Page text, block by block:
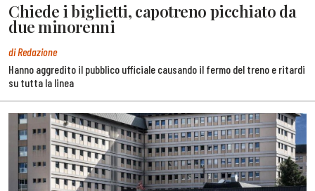
Chiede i biglietti, capotreno picchiato da
due minorenni
di Redazione
Hanno aggredito il pubblico ufficiale causando il fermo del treno e ritardi
su tutta la linea